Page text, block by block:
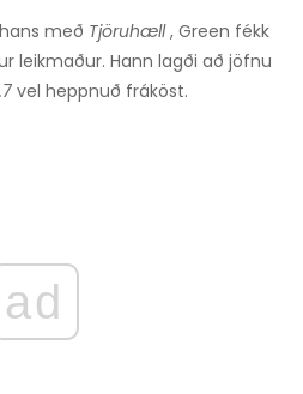
með Tjöruhæll, Green fékk
leikmaður. Hann lagði að jöfnu
vel heppnuð fráköst.
ad